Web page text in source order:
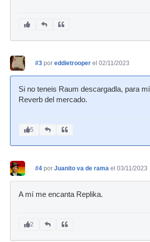
#3 por eddietrooper el 02/11/2023
Si no teneis Raum descargadla, para
Reverb del mercado.
5
#4 por Juanito va de rama el 03/11/2023
A mí me encanta Replika.
2